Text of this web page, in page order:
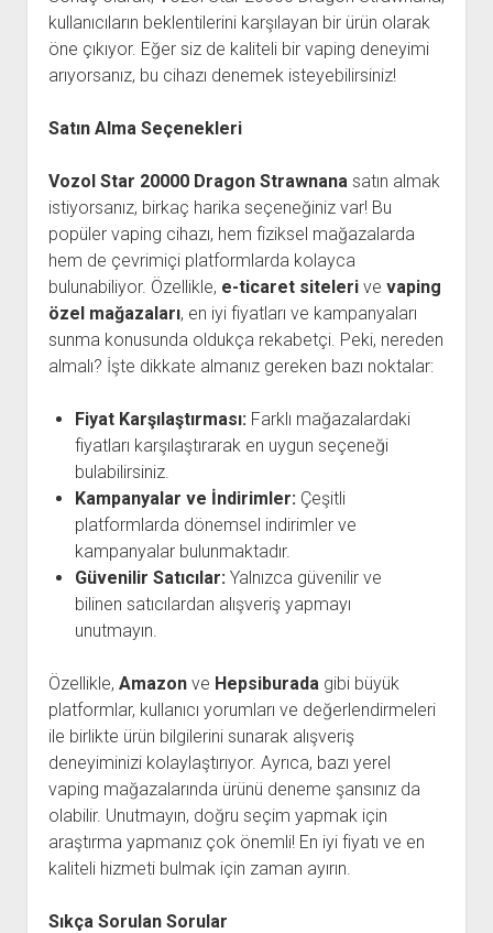
kullanıcıların beklentilerini karşılayan bir ürün olarak
öne çıkıyor. Eğer siz de kaliteli bir vaping deneyimi
arıyorsanız, bu cihazı denemek isteyebilirsiniz!
Satın Alma Seçenekleri
Vozol Star 20000 Dragon Strawnanasatın almak
istiyorsanız, birkaç harika seçeneğiniz var! Bu
popüler vaping cihazı, hem fiziksel mağazalarda
hem de çevrimiçi platformlarda kolayca
bulunabiliyor. Özellikle, e-ticaret sitelerive vaping
özel mağazaları, en iyi fiyatları ve kampanyaları
sunma konusunda oldukça rekabetçi. Peki, nereden
almalı? İşte dikkate almanız gereken bazı noktalar:
Fiyat Karşılaştırması:Farklı mağazalardaki
fiyatları karşılaştırarak en uygun seçeneği
bulabilirsiniz.
Kampanyalar ve İndirimler:Çeşitli
platformlarda dönemsel indirimler ve
kampanyalar bulunmaktadır.
Güvenilir Satıcılar:Yalnızca güvenilir ve
bilinen satıcılardan alışveriş yapmayı
unutmayın.
Özellikle, Amazonve Hepsiburadagibi büyük
platformlar, kullanıcı yorumları ve değerlendirmeleri
ile birlikte ürün bilgilerini sunarak alışveriş
deneyiminizi kolaylaştırıyor. Ayrıca, bazı yerel
vaping mağazalarında ürünü deneme şansınız da
olabilir. Unutmayın, doğru seçim yapmak için
araştırma yapmanız çok önemli! En iyi fiyatı ve en
kaliteli hizmeti bulmak için zaman ayırın.
Sıkça Sorulan Sorular